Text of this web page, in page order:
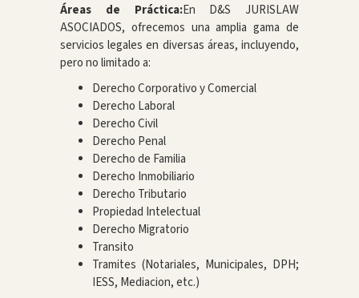
Áreas de Práctica:En D&S JURISLAW
ASOCIADOS, ofrecemos una amplia gama de
servicios legales en diversas áreas, incluyendo,
pero no limitado a:
Derecho Corporativo y Comercial
Derecho Laboral
Derecho Civil
Derecho Penal
Derecho de Familia
Derecho Inmobiliario
Derecho Tributario
Propiedad Intelectual
Derecho Migratorio
Transito
Tramites (Notariales, Municipales, DPH;
IESS, Mediacion, etc.)